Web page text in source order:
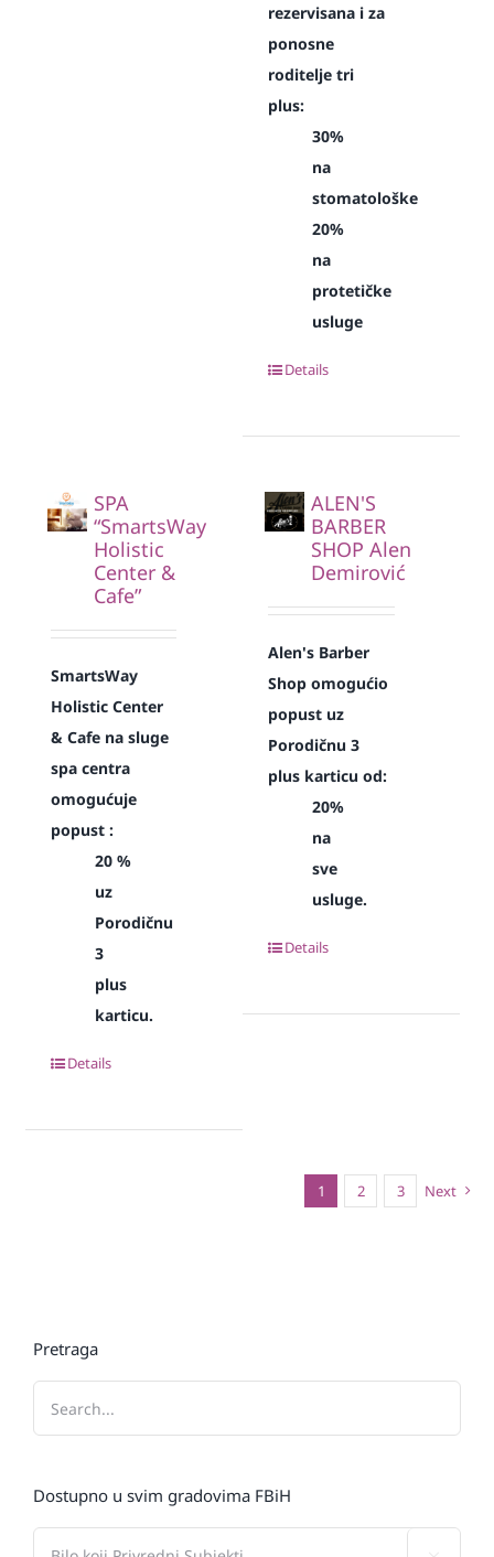
rezervisana i za
ponosne
roditelje tri
plus:
30%
na
stomatološke
20%
na
protetičke
usluge
Details
SPA
“SmartsWay
Holistic
Center &
Cafe”
SmartsWay
Holistic Center
& Cafe na sluge
spa centra
omogućuje
popust :
20 %
uz
Porodičnu
3
plus
karticu.
Details
ALEN'S
BARBER
SHOP Alen
Demirović
Alen's Barber
Shop omogućio
popust uz
Porodičnu 3
plus karticu od:
20%
na
sve
usluge.
Details
1 2 3 Next
Pretraga
Dostupno u svim gradovima FBiH